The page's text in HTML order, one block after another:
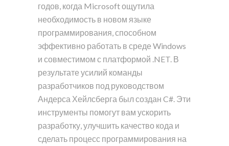
годов, когда Microsoft ощутила
необходимость в новом языке
программирования, способном
эффективно работать в среде Windows
и совместимом с платформой .NET. В
результате усилий команды
разработчиков под руководством
Андерса Хейлсберга был создан C#. Эти
инструменты помогут вам ускорить
разработку, улучшить качество кода и
сделать процесс программирования на